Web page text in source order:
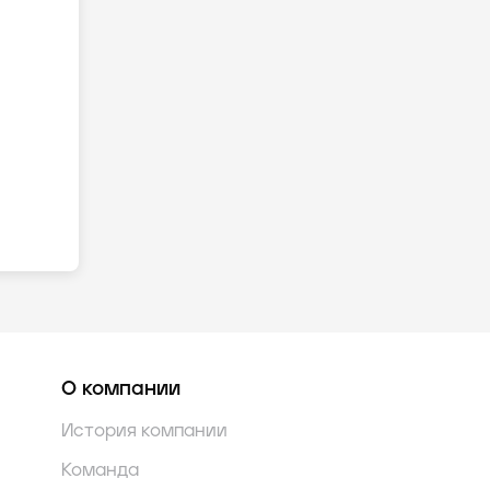
О компании
История компании
Команда